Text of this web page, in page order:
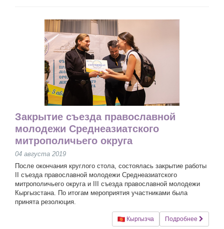
Закрытие съезда православной
молодежи Среднеазиатского
митрополичьего округа
04 августа 2019
После окончания круглого стола, состоялась закрытие работы
II съезда православной молодежи Среднеазиатского
митрополичьего округа и III съезда православной молодежи
Кыргызстана. По итогам мероприятия участниками была
принята резолюция.
Кыргызча Подробнее